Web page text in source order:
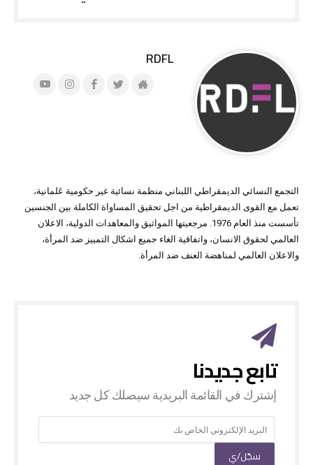
RDFL
التجمع النسائي الديمقراطي اللبناني منظمة نسائية غير حكومية عَلمانية،
تعمل مع القوى الديمقراطية من اجل تحقيق المساواة الكاملة بين الجنسين
تأسست منذ العام 1976. مرجعيتها المواثيق والمعاهدات الدولية، الاعلان
العالمي لحقوق الانسان، واتفاقية الغاء جميع اشكال التمييز ضد المرأة،
والاعلان العالمي لمناهضة العنف ضد المرأة.